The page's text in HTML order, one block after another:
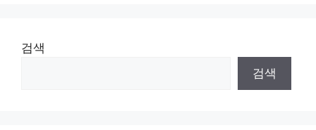
검색
검색